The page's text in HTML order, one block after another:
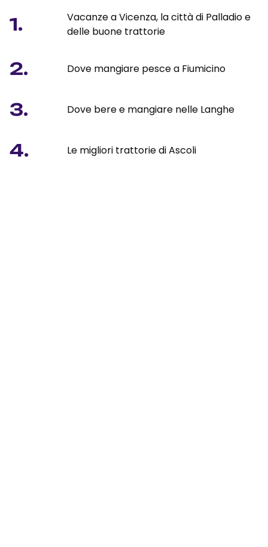
1.
Vacanze a Vicenza, la città di Palladio e
delle buone trattorie
2. Dove mangiare pesce a Fiumicino
3. Dove bere e mangiare nelle Langhe
4. Le migliori trattorie di Ascoli